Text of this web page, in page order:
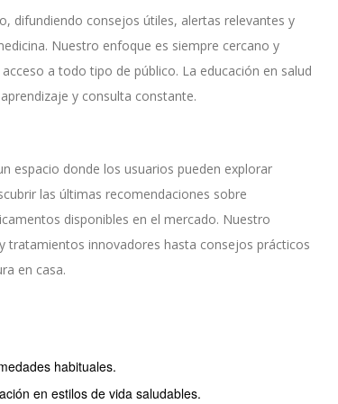
difundiendo consejos útiles, alertas relevantes y
Nuestro enfoque es siempre cercano y
a todo tipo de público. La educación en salud
y consulta constante.
espacio donde los usuarios pueden explorar
las últimas recomendaciones sobre
disponibles en el mercado. Nuestro
tratamientos innovadores hasta consejos prácticos
en casa.
habituales.
en estilos de vida saludables.